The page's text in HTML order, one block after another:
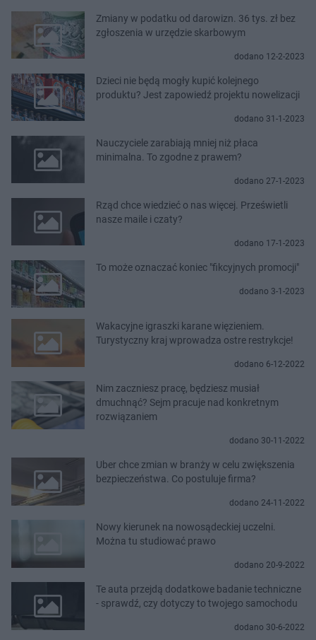
Zmiany w podatku od darowizn. 36 tys. zł bez
zgłoszenia w urzędzie skarbowym
dodano 12-2-2023
Dzieci nie będą mogły kupić kolejnego
produktu? Jest zapowiedź projektu nowelizacji
dodano 31-1-2023
Nauczyciele zarabiają mniej niż płaca
minimalna. To zgodne z prawem?
dodano 27-1-2023
Rząd chce wiedzieć o nas więcej. Prześwietli
nasze maile i czaty?
dodano 17-1-2023
To może oznaczać koniec "fikcyjnych promocji"
dodano 3-1-2023
Wakacyjne igraszki karane więzieniem.
Turystyczny kraj wprowadza ostre restrykcje!
dodano 6-12-2022
Nim zaczniesz pracę, będziesz musiał
dmuchnąć? Sejm pracuje nad konkretnym
rozwiązaniem
dodano 30-11-2022
Uber chce zmian w branży w celu zwiększenia
bezpieczeństwa. Co postuluje firma?
dodano 24-11-2022
Nowy kierunek na nowosądeckiej uczelni.
Można tu studiować prawo
dodano 20-9-2022
Te auta przejdą dodatkowe badanie techniczne
- sprawdź, czy dotyczy to twojego samochodu
dodano 30-6-2022